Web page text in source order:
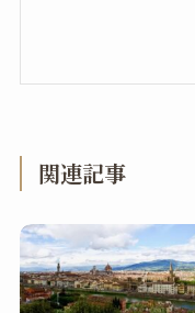
関連記事